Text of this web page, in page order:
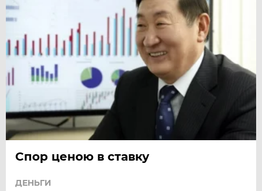
Спор ценою в ставку
ДЕНЬГИ